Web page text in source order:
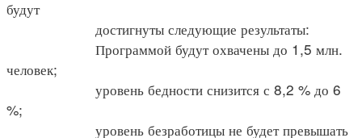
будут
достигнуты следующие результаты:
Программой будут охвачены до 1,5 млн.
человек;
уровень бедности снизится с 8,2 % до 6
%;
уровень безработицы не будет превышать